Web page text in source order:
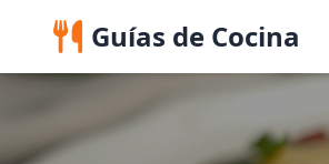
Guías de Cocina